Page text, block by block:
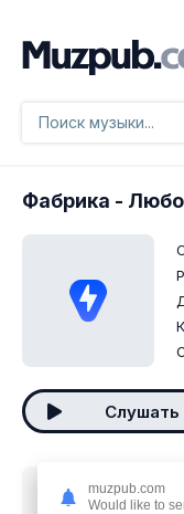
Фабрика -
Слушать
Скачать песню
muzpub.com
Would like to